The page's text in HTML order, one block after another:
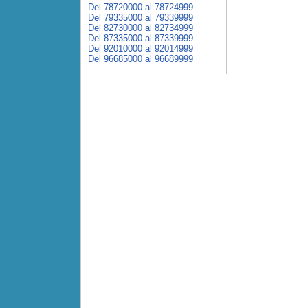
Del 78720000 al 78724999
Del 79335000 al 79339999
Del 82730000 al 82734999
Del 87335000 al 87339999
Del 92010000 al 92014999
Del 96685000 al 96689999